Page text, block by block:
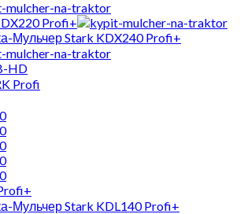
Profi+
Мульчер Stark KDX240 Profi+
HD
Profi
Мульчер Stark KDL140 Profi+